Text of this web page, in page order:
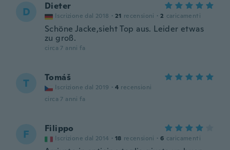
D Dieter
Iscrizione dal 2018 · 21 recensioni · 2 caricamenti
Schöne Jacke,sieht Top aus. Leider etwas
zu groß.
circa 7 anni fa
T Tomáš
Iscrizione dal 2019 · 4 recensioni
circa 7 anni fa
F Filippo
Iscrizione dal 2014 · 18 recensioni · 6 caricamenti